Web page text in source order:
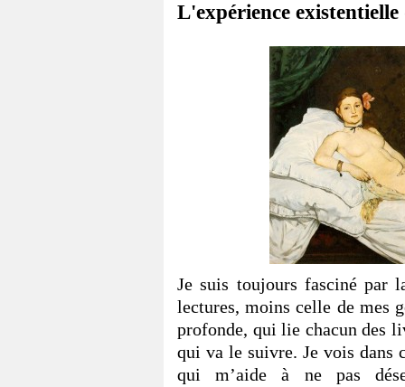
L'expérience
Je suis toujours fasciné par
lectures, moins celle de mes
profonde, qui lie chacun des
qui va le suivre. Je vois dans
qui m’aide à ne pas